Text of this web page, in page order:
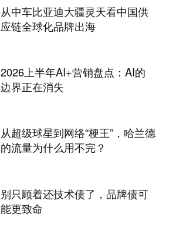
从中车比亚迪大疆灵天看中国供
应链全球化品牌出海
2026上半年AI+营销盘点：AI的
边界正在消失
从超级球星到网络“梗王”，哈兰德
的流量为什么用不完？
别只顾着还技术债了，品牌债可
能更致命